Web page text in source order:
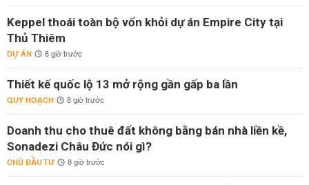
Keppel thoái toàn bộ vốn khỏi dự án Empire City tại
Thủ Thiêm
DỰ ÁN 8 giờ trước
Thiết kế quốc lộ 13 mở rộng gần gấp ba lần
QUY HOẠCH 8 giờ trước
Doanh thu cho thuê đất không bằng bán nhà liền kề,
Sonadezi Châu Đức nói gì?
CHỦ ĐẦU TƯ 8 giờ trước